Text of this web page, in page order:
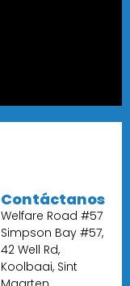
Contáctanos
Welfare Road #57
Simpson Bay #57,
42 Well Rd,
Koolbaai, Sint